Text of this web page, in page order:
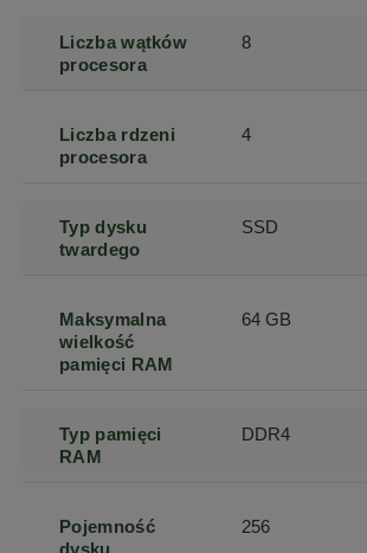
Liczba wątków
procesora
8
Liczba rdzeni
procesora
4
Typ dysku
twardego
SSD
Maksymalna
wielkość
pamięci RAM
64 GB
Typ pamięci
RAM
DDR4
Pojemność
256